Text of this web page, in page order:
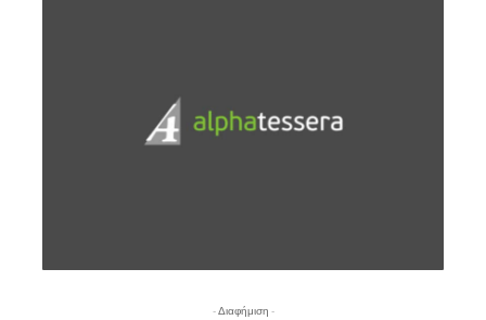
- Διαφήμιση -